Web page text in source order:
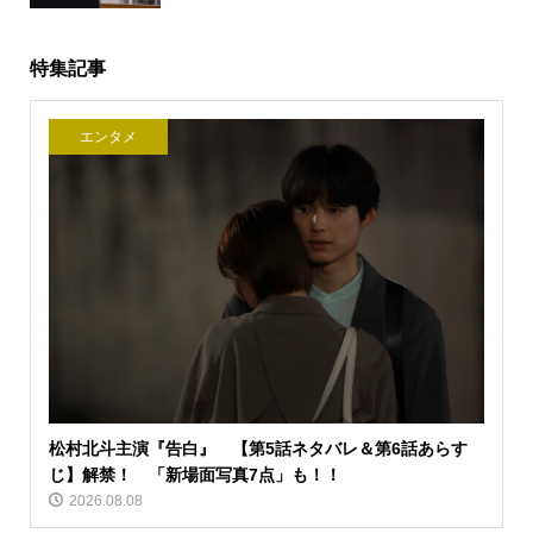
特集記事
エンタメ
松村北斗主演『告白』 【第5話ネタバレ＆第6話あらす
じ】解禁！ 「新場面写真7点」も！！
2026.08.08